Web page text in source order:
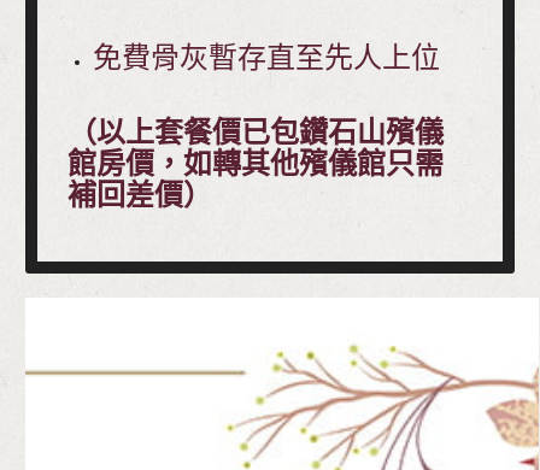
免費骨灰暫存直至先人上位
（以上套餐價已包鑽石山殯儀
館房價，如轉其他殯儀館只需
補回差價）